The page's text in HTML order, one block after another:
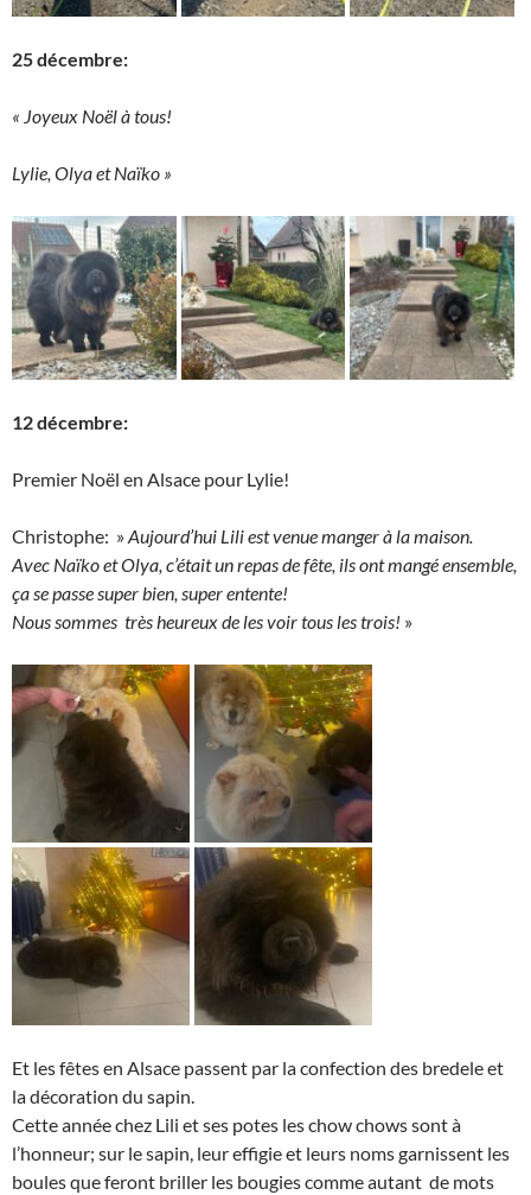
25 décembre:
« Joyeux Noël à tous!
Lylie, Olya et Naïko »
12 décembre:
Premier Noël en Alsace pour Lylie!
Christophe: »Aujourd’hui Lili est venue manger à la maison.
Avec Naïko et Olya, c’était un repas de fête, ils ont mangé ensemble,
ça se passe super bien, super entente!
Nous sommes très heureux de les voir tous les trois! »
Et les fêtes en Alsace passent par la confection des bredele et
la décoration du sapin.
Cette année chez Lili et ses potes les chow chows sont à
l’honneur; sur le sapin, leur effigie et leurs noms garnissent les
boules que feront briller les bougies comme autant de mots